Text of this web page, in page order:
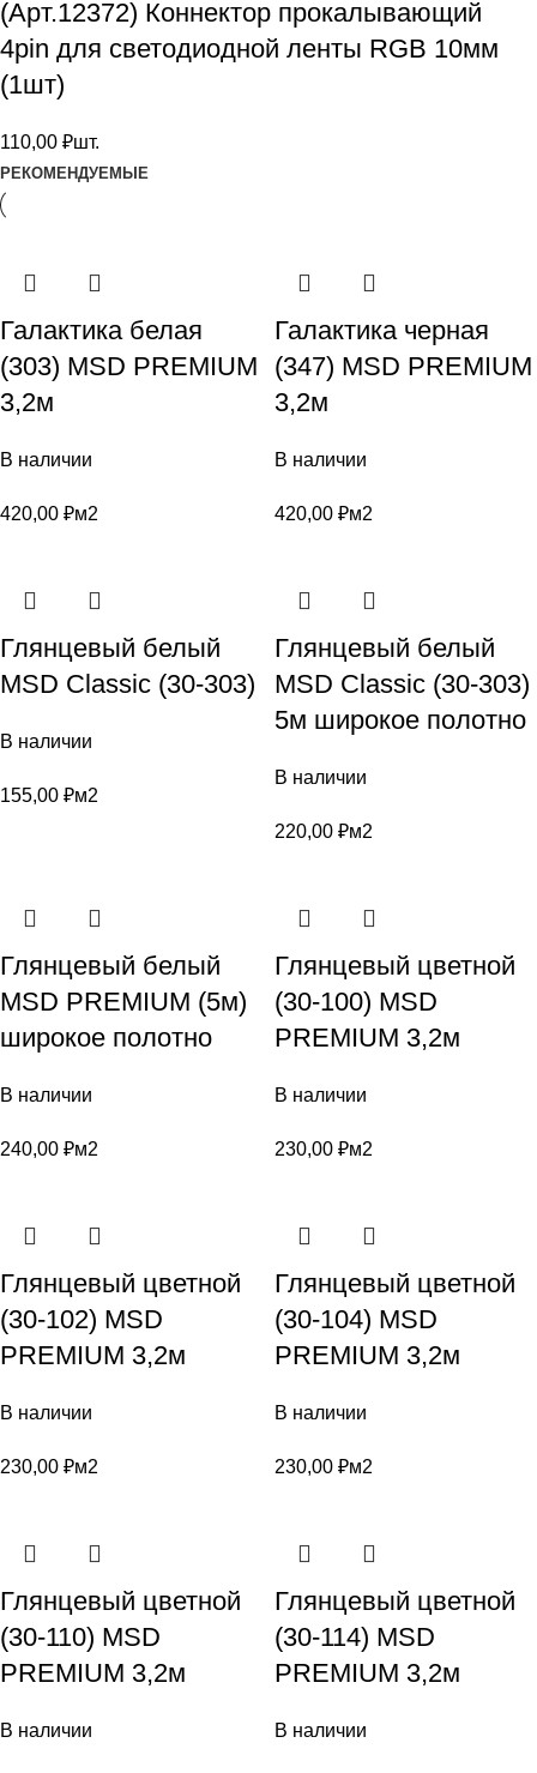
(Арт.12372) Коннектор прокалывающий
4pin для светодиодной ленты RGB 10мм
(1шт)
110,00 ₽шт.
РЕКОМЕНДУЕМЫЕ
Галактика белая
(303) MSD PREMIUM
3,2м
В наличии
420,00 ₽м2
Галактика черная
(347) MSD PREMIUM
3,2м
В наличии
420,00 ₽м2
Глянцевый белый
MSD Classic (30-303)
В наличии
155,00 ₽м2
Глянцевый белый
MSD Classic (30-303)
5м широкое полотно
В наличии
220,00 ₽м2
Глянцевый белый
MSD PREMIUM (5м)
широкое полотно
В наличии
240,00 ₽м2
Глянцевый цветной
(30-100) MSD
PREMIUM 3,2м
В наличии
230,00 ₽м2
Глянцевый цветной
(30-102) MSD
PREMIUM 3,2м
В наличии
230,00 ₽м2
Глянцевый цветной
(30-104) MSD
PREMIUM 3,2м
В наличии
230,00 ₽м2
Глянцевый цветной
(30-110) MSD
PREMIUM 3,2м
В наличии
Глянцевый цветной
(30-114) MSD
PREMIUM 3,2м
В наличии